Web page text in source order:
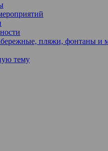
пляжи, фонтаны и
тему